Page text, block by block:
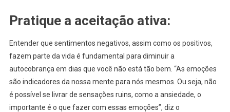
Pratique a aceitação ativa:
Entender que sentimentos negativos, assim como os positivos,
fazem parte da vida é fundamental para diminuir a
autocobrança em dias que você não está tão bem. “As emoções
são indicadores da nossa mente para nós mesmos. Ou seja, não
é possível se livrar de sensações ruins, como a ansiedade, o
importante é o que fazer com essas emoções”, diz o